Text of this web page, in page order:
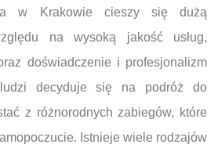
w Krakowie cieszy się dużą
na wysoką jakość usług,
doświadczenie i profesjonalizm
decyduje się na podróż do
z różnorodnych zabiegów, które
Istnieje wiele rodzajów